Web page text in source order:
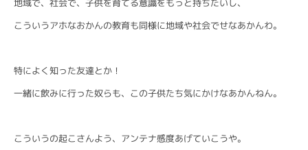
地域で、社会で、子供を育てる意識をもっと持ちたいし、
こういうアホなおかんの教育も同様に地域や社会でせなあかんわ。
特によく知った友達とか！
一緒に飲みに行った奴らも、この子供たち気にかけなあかんねん。
こういうの起こさんよう、アンテナ感度あげていこうや。